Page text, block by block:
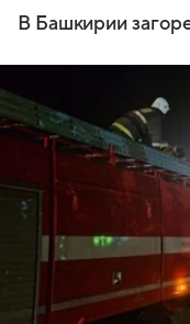
В Башкирии